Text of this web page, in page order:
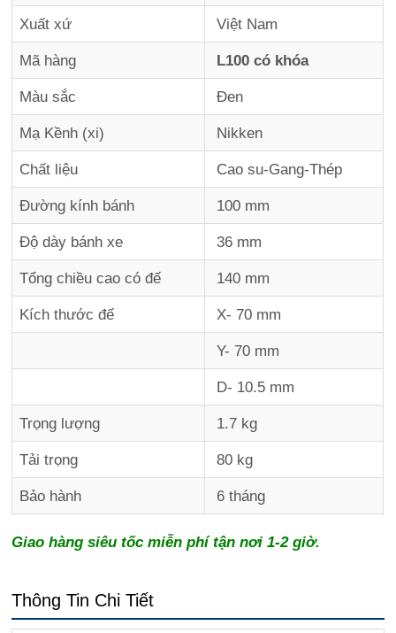
Xuất xứ Việt Nam
Mã hàng L100 có khóa
Màu sắc Đen
Mạ Kềnh (xi) Nikken
Chất liệu Cao su-Gang-Thép
Đường kính bánh 100 mm
Độ dày bánh xe 36 mm
Tổng chiều cao có đế 140 mm
Kích thước đế X- 70 mm
Y- 70 mm
D- 10.5 mm
Trọng lượng 1.7 kg
Tải trọng 80 kg
Bảo hành 6 tháng
Giao hàng siêu tốc miễn phí tận nơi 1-2 giờ.
Thông Tin Chi Tiết